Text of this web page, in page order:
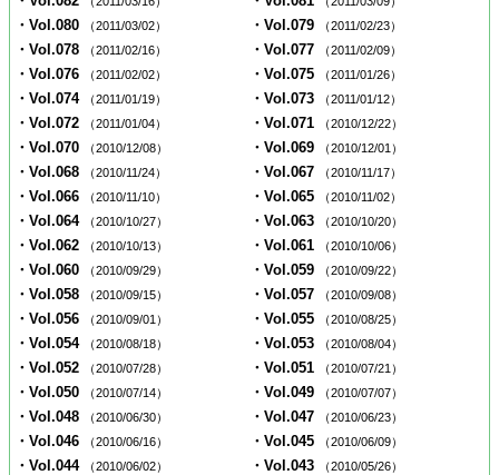
・Vol.080 （2011/03/02） ・Vol.079 （2011/02/23）
・Vol.078 （2011/02/16） ・Vol.077 （2011/02/09）
・Vol.076 （2011/02/02） ・Vol.075 （2011/01/26）
・Vol.074 （2011/01/19） ・Vol.073 （2011/01/12）
・Vol.072 （2011/01/04） ・Vol.071 （2010/12/22）
・Vol.070 （2010/12/08） ・Vol.069 （2010/12/01）
・Vol.068 （2010/11/24） ・Vol.067 （2010/11/17）
・Vol.066 （2010/11/10） ・Vol.065 （2010/11/02）
・Vol.064 （2010/10/27） ・Vol.063 （2010/10/20）
・Vol.062 （2010/10/13） ・Vol.061 （2010/10/06）
・Vol.060 （2010/09/29） ・Vol.059 （2010/09/22）
・Vol.058 （2010/09/15） ・Vol.057 （2010/09/08）
・Vol.056 （2010/09/01） ・Vol.055 （2010/08/25）
・Vol.054 （2010/08/18） ・Vol.053 （2010/08/04）
・Vol.052 （2010/07/28） ・Vol.051 （2010/07/21）
・Vol.050 （2010/07/14） ・Vol.049 （2010/07/07）
・Vol.048 （2010/06/30） ・Vol.047 （2010/06/23）
・Vol.046 （2010/06/16） ・Vol.045 （2010/06/09）
・Vol.044 （2010/06/02） ・Vol.043 （2010/05/26）